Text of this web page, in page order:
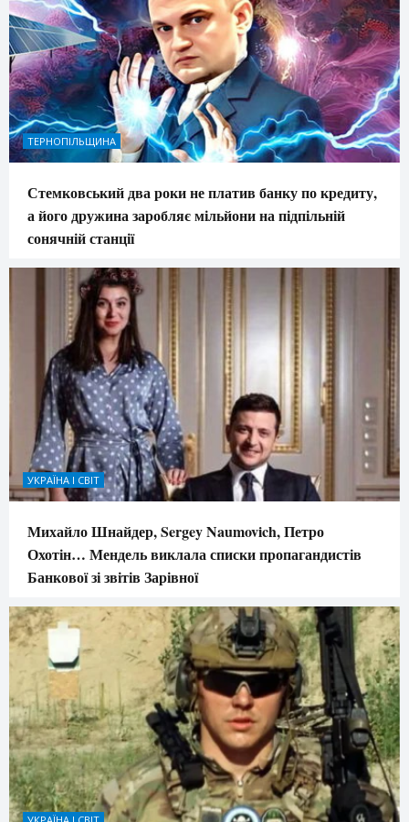
ТЕРНОПІЛЬЩИНА
Стемковський два роки не платив банку по кредиту,
а його дружина заробляє мільйони на підпільній
сонячній станції
УКРАЇНА І СВІТ
Михайло Шнайдер, Sergey Naumovich, Петро
Охотін… Мендель виклала списки пропагандистів
Банкової зі звітів Зарівної